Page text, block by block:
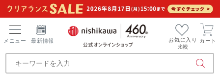
メニュー 最新情報
お気に入り
比較
カート